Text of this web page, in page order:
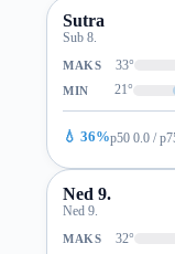
Sutra
Sub 8.
MAKS 33°
MIN 21°
💧 36%p50 0.0 /
Ned 9.
Ned 9.
MAKS 32°